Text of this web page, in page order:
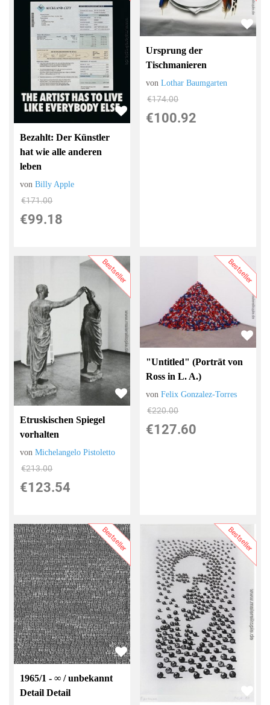
Bezahlt: Der Künstler
hat wie alle anderen
leben
vonBilly Apple
€171.00
€99.18
Ursprung der
Tischmanieren
vonLothar Baumgarten
€174.00
€100.92
Bestseller
Etruskischen Spiegel
vorhalten
vonMichelangelo Pistoletto
€213.00
€123.54
Bestseller
"Untitled" (Porträt von
Ross in L. A.)
vonFelix Gonzalez-Torres
€220.00
€127.60
Bestseller
1965/1 - ∞ / unbekannt
Detail Detail
Bestseller